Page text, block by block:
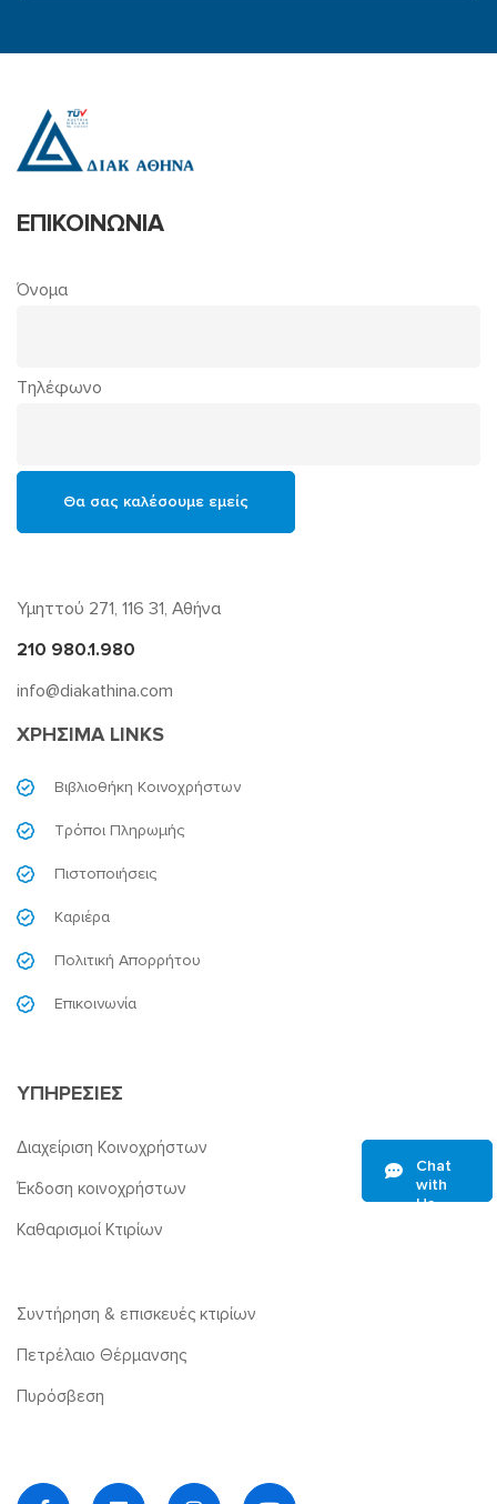
ΕΠΙΚΟΙΝΩΝΙΑ
Όνομα
Τηλέφωνο
Υμηττού 271, 116 31, Αθήνα
210 980.1.980
info@diakathina.com
ΧΡΗΣΙΜΑ LINKS
Βιβλιοθήκη Κοινοχρήστων
Τρόποι Πληρωμής
Πιστοποιήσεις
Καριέρα
Πολιτική Απορρήτου
Επικοινωνία
ΥΠΗΡΕΣΙΕΣ
Διαχείριση Κοινοχρήστων
Έκδοση κοινοχρήστων
Καθαρισμοί Κτιρίων
Συντήρηση & επισκευές κτιρίων
Πετρέλαιο Θέρμανσης
Πυρόσβεση
Chat
with
Us